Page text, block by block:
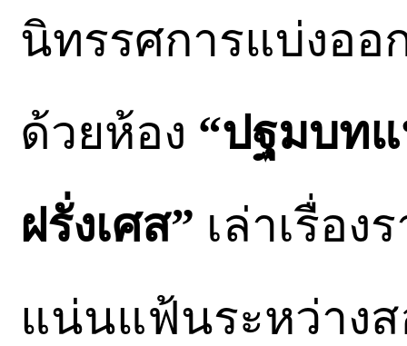
นิทรรศการแบ่งออ
ด้วยห้อง “ปฐมบท
ฝรั่งเศส” เล่าเรื่อ
แน่นแฟ้นระหว่าง